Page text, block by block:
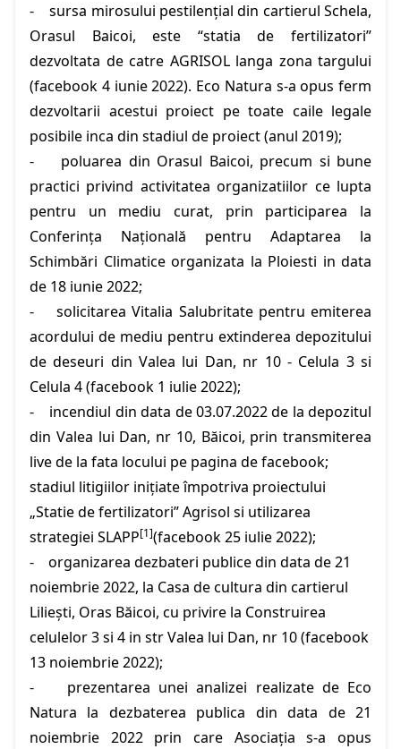
- sursa mirosului pestilențial din cartierul Schela,
Orasul Baicoi, este “statia de fertilizatori”
dezvoltata de catre AGRISOL langa zona targului
(facebook 4 iunie 2022). Eco Natura s-a opus ferm
dezvoltarii acestui proiect pe toate caile legale
posibile inca din stadiul de proiect (anul 2019);
- poluarea din Orasul Baicoi, precum si bune
practici privind activitatea organizatiilor ce lupta
pentru un mediu curat, prin participarea la
Conferința Națională pentru Adaptarea la
Schimbări Climatice organizata la Ploiesti in data
de 18 iunie 2022;
- solicitarea Vitalia Salubritate pentru emiterea
acordului de mediu pentru extinderea depozitului
de deseuri din Valea lui Dan, nr 10 - Celula 3 si
Celula 4 (facebook 1 iulie 2022);
- incendiul din data de 03.07.2022 de la depozitul
din Valea lui Dan, nr 10, Băicoi, prin transmiterea
live de la fata locului pe pagina de facebook;
stadiul litigiilor inițiate împotriva proiectului
„Statie de fertilizatori” Agrisol si utilizarea
strategiei SLAPP[1](facebook 25 iulie 2022);
- organizarea dezbateri publice din data de 21
noiembrie 2022, la Casa de cultura din cartierul
Liliești, Oras Băicoi, cu privire la Construirea
celulelor 3 si 4 in str Valea lui Dan, nr 10 (facebook
13 noiembrie 2022);
- prezentarea unei analizei realizate de Eco
Natura la dezbaterea publica din data de 21
noiembrie 2022 prin care Asociația s-a opus